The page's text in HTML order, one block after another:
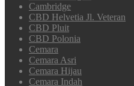
Cambridge
CBD Helvetia Jl. Veteran
CBD Pluit
CBD Polonia
Cemara
Cemara Asri
Cemara Hijau
Cemara Indah